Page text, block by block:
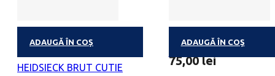
ADAUGĂ ÎN COȘ
HEIDSIECK BRUT CUTIE
ADAUGĂ ÎN COȘ
75,00lei